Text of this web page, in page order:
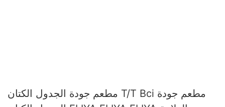
مطعم جودة الجدول الكتان T/T Bci مطعم جودة